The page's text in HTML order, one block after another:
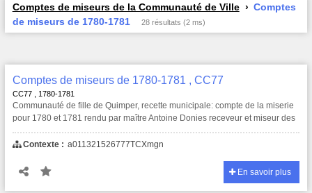
Comptes de miseurs de la Communauté de Ville
Comptes
de miseurs de 1780-1781
28 résultats (2 ms)
Comptes de miseurs de 1780-1781 , CC77
CC77 , 1780-1781
Communauté de fille de Quimper, recette municipale: compte de la miserie
pour 1780 et 1781 rendu par maître Antoine Donies receveur et miseur des
deniers patrimoniaux.
Contexte : a011321526777TCXmgn
En savoir plus